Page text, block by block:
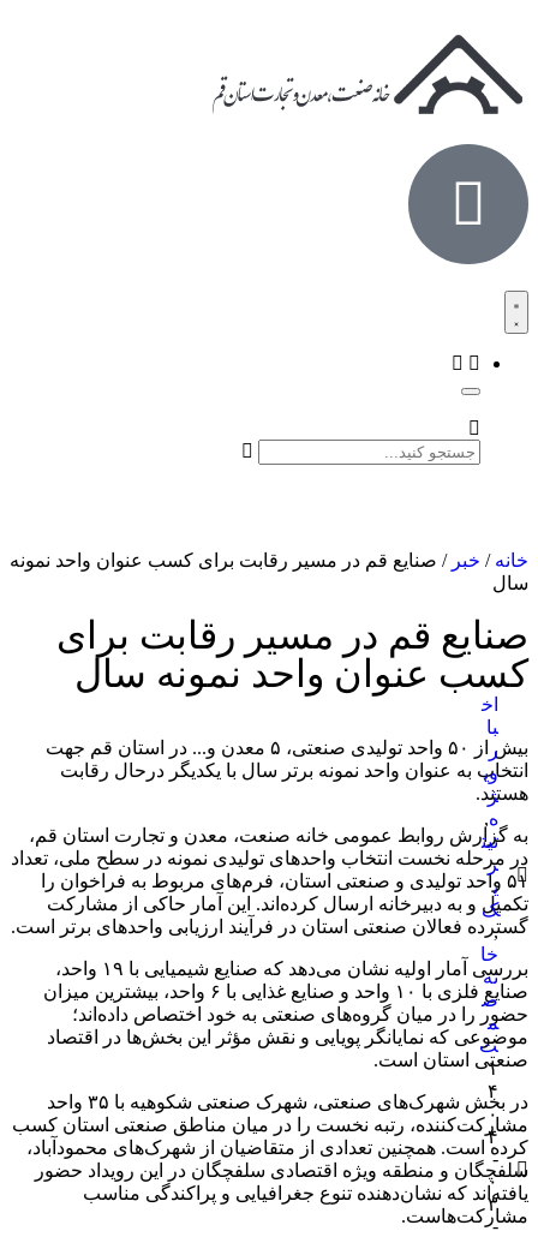
خانه / خبر / صنایع قم در مسیر رقابت برای کسب عنوان واحد نمونه
سال
صنایع قم در مسیر رقابت برای
کسب عنوان واحد نمونه سال
اخ
با
ر
وی
ژ
ه,
تیت
ر
ی
ک
,
خا
نه
ص
م
ت
۱
۴
۰
۴
-
۰
۳
-
بیش از ۵۰ واحد تولیدی صنعتی، ۵ معدن و... در استان قم جهت
انتخاب به عنوان واحد نمونه برتر سال با یکدیگر درحال رقابت
هستند.
به گزارش روابط عمومی خانه صنعت، معدن و تجارت استان قم،
در مرحله نخست انتخاب واحدهای تولیدی نمونه در سطح ملی، تعداد
۵۱ واحد تولیدی و صنعتی استان، فرم‌های مربوط به فراخوان را
تکمیل و به دبیرخانه ارسال کرده‌اند. این آمار حاکی از مشارکت
گسترده فعالان صنعتی استان در فرآیند ارزیابی واحدهای برتر است.
بررسی آمار اولیه نشان می‌دهد که صنایع شیمیایی با ۱۹ واحد،
صنایع فلزی با ۱۰ واحد و صنایع غذایی با ۶ واحد، بیشترین میزان
حضور را در میان گروه‌های صنعتی به خود اختصاص داده‌اند؛
موضوعی که نمایانگر پویایی و نقش مؤثر این بخش‌ها در اقتصاد
صنعتی استان است.
در بخش شهرک‌های صنعتی، شهرک صنعتی شکوهیه با ۳۵ واحد
مشارکت‌کننده، رتبه نخست را در میان مناطق صنعتی استان کسب
کرده است. همچنین تعدادی از متقاضیان از شهرک‌های محمودآباد،
سلفچگان و منطقه ویژه اقتصادی سلفچگان در این رویداد حضور
یافته‌اند که نشان‌دهنده تنوع جغرافیایی و پراکندگی مناسب
مشارکت‌هاست.